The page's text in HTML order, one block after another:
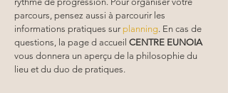
parcours, pensez aussi à parcourir les
informations pratiques sur planning. En cas de
questions, la page d accueil CENTRE EUNOIA
vous donnera un aperçu de la philosophie du
lieu et du duo de pratiques.